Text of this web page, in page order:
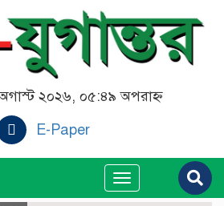
২০২৬, ০৫:৪৯ অপরাহ্ন
E-Paper
Toggle
navigation